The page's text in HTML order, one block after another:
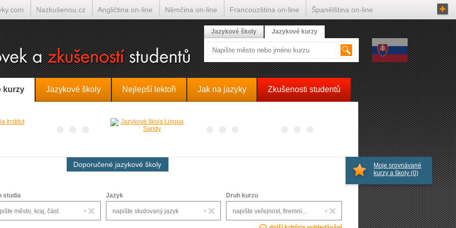
kurzy Jazykové školy Nejlepší lektoři Jak na jazyky Zkušenosti studentů
Doporučené jazykové školy
studia Jazyk Druh kurzu
Moje srovnávané
kurzy a školy (0)
Jazykové školy Jazykové kurzy
Nazkušenou.cz Angličtina on-line Němčina on-line Francouzština on-line Španělština on-line